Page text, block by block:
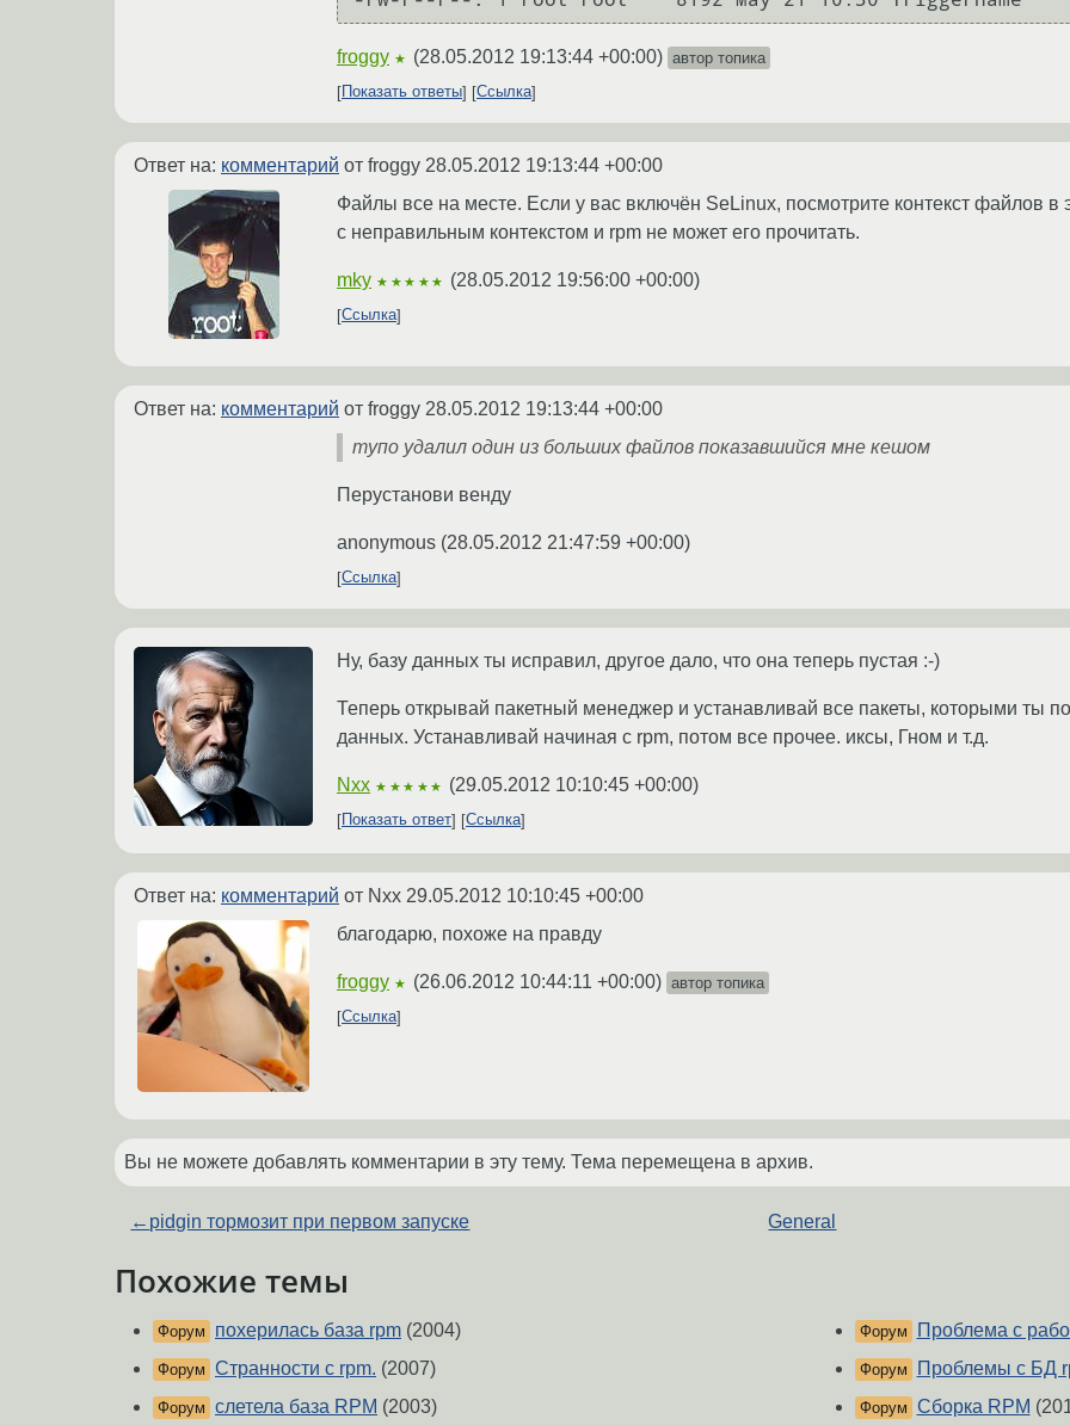
froggy ★ (28.05.2012 19:13:44 +00:00) автор топика
Показать ответы
Ссылка
Ответ на: комментарий от froggy 28.05.2012 19:13:44 +00:00
Файлы все на месте. Если у вас включён SeLinux, посмотрите контекст файлов в
с неправильным контекстом и rpm не может его прочитать.
mky ★★★★★ (28.05.2012 19:56:00 +00:00)
Ссылка
Ответ на: комментарий от froggy 28.05.2012 19:13:44 +00:00
тупо удалил один из больших файлов показавшийся мне кешом
Перустанови венду
anonymous (28.05.2012 21:47:59 +00:00)
Ссылка
Ну, базу данных ты исправил, другое дало, что она теперь пустая :-)
Теперь открывай пакетный менеджер и устанавливай все пакеты, которыми ты
данных. Устанавливай начиная с rpm, потом все прочее. иксы, Гном и т.д.
Nxx ★★★★★ (29.05.2012 10:10:45 +00:00)
Показать ответ Ссылка
Ответ на: комментарий от Nxx 29.05.2012 10:10:45 +00:00
благодарю, похоже на правду
froggy ★ (26.06.2012 10:44:11 +00:00) автор топика
Ссылка
Вы не можете добавлять комментарии в эту тему. Тема перемещена в архив.
← pidgin тормозит при первом запуске General
Похожие темы
Форум похерилась база rpm (2004)
Форум Странности с rpm. (2007)
Форум слетела база RPM (2003)
Форум Проблема с
Форум Проблемы с БД
Форум Сборка RPM